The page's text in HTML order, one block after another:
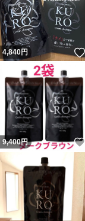
4,840円
9,400円